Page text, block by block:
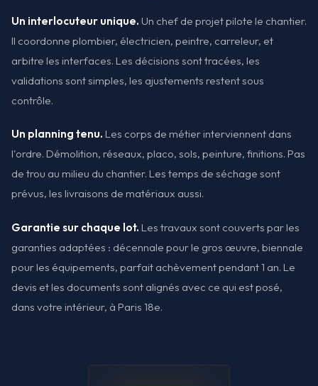
Un interlocuteur unique. Un chef de projet pilote le chantier.
Il coordonne plombier, électricien, peintre, carreleur, et
arbitre les interfaces. Les décisions sont tracées, les
validations sont simples, les ajustements restent sous
contrôle.
Un planning tenu. Les corps de métier interviennent dans
l'ordre. Démolition, réseaux, placo, sols, peinture, finitions. Pas
de trou au milieu du chantier. Les temps de séchage sont
prévus, les livraisons de matériaux aussi.
Garantie sur chaque lot. Les travaux sont couverts par les
garanties adaptées : décennale pour le gros œuvre, biennale
pour les équipements, parfait achèvement pendant 1 an. Le
devis et les documents sont alignés avec ce qui est posé,
dans votre intérieur, à Paris 18e.